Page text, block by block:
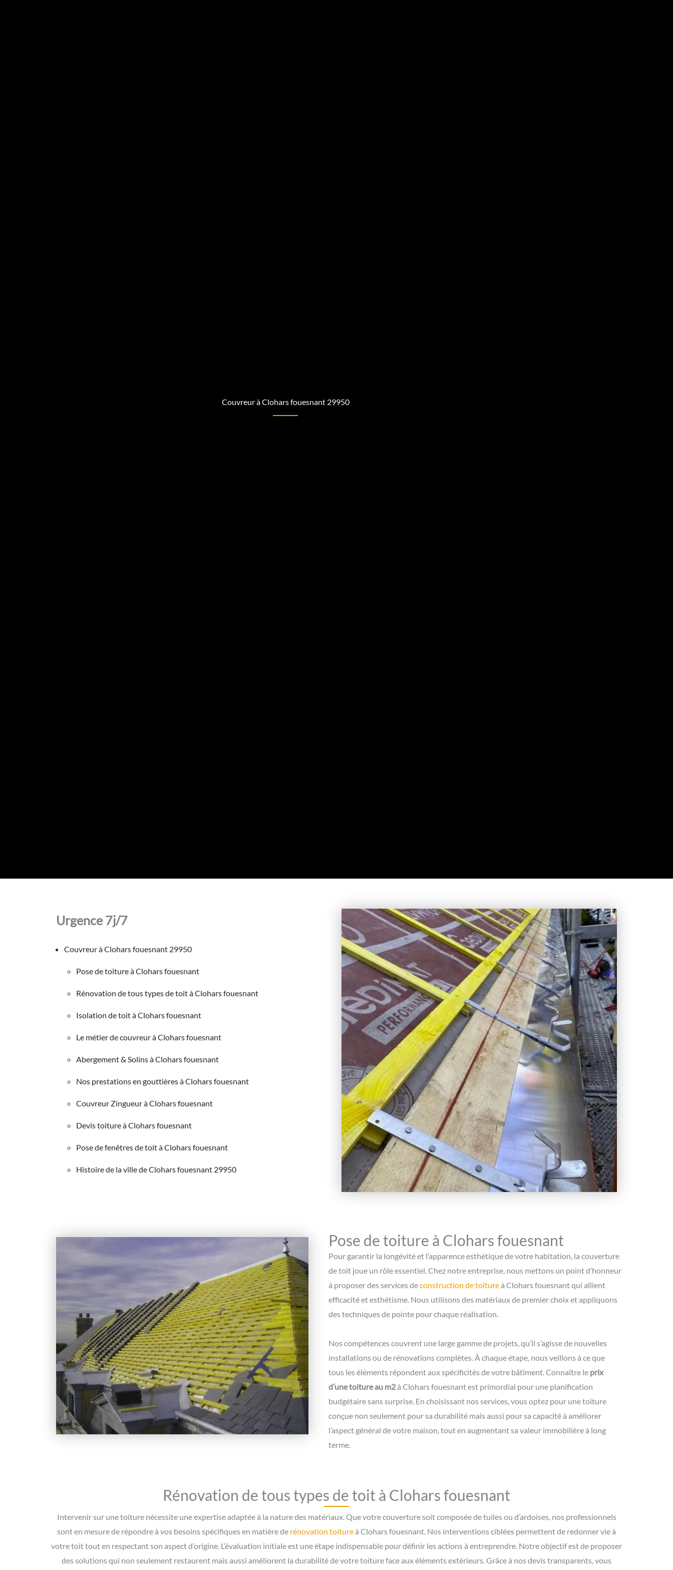
Couvreur à Clohars fouesnant 29950
Urgence 7j/7
Couvreur à Clohars fouesnant 29950
Pose de toiture à Clohars fouesnant
Rénovation de tous types de toit à Clohars fouesnant
Isolation de toit à Clohars fouesnant
Le métier de couvreur à Clohars fouesnant
Abergement & Solins à Clohars fouesnant
Nos prestations en gouttières à Clohars fouesnant
Couvreur Zingueur à Clohars fouesnant
Devis toiture à Clohars fouesnant
Pose de fenêtres de toit à Clohars fouesnant
Histoire de la ville de Clohars fouesnant 29950
Pose de toiture à Clohars fouesnant
Pour garantir la longévité et l’apparence esthétique de votre habitation, la couverture
de toit joue un rôle essentiel. Chez notre entreprise, nous mettons un point d’honneur
à proposer des services deconstruction de toitureà Clohars fouesnant qui allient
efficacité et esthétisme. Nous utilisons des matériaux de premier choix et appliquons
des techniques de pointe pour chaque réalisation.
Nos compétences couvrent une large gamme de projets, qu’il s’agisse de nouvelles
installations ou de rénovations complètes. À chaque étape, nous veillons à ce que
tous les éléments répondent aux spécificités de votre bâtiment. Connaître le prix
d’une toiture au m2à Clohars fouesnant est primordial pour une planification
budgétaire sans surprise. En choisissant nos services, vous optez pour une toiture
conçue non seulement pour sa durabilité mais aussi pour sa capacité à améliorer
l’aspect général de votre maison, tout en augmentant sa valeur immobilière à long
terme.
Rénovation de tous types de toit à Clohars fouesnant
Intervenir sur une toiture nécessite une expertise adaptée à la nature des matériaux. Que votre couverture soit composée de tuiles ou d’ardoises, nos professionnels
sont en mesure de répondre à vos besoins spécifiques en matière de rénovation toitureà Clohars fouesnant. Nos interventions ciblées permettent de redonner vie à
votre toit tout en respectant son aspect d’origine. L’évaluation initiale est une étape indispensable pour définir les actions à entreprendre. Notre objectif est de proposer
des solutions qui non seulement restaurent mais aussi améliorent la durabilité de votre toiture face aux éléments extérieurs. Grâce à nos devis transparents, vous